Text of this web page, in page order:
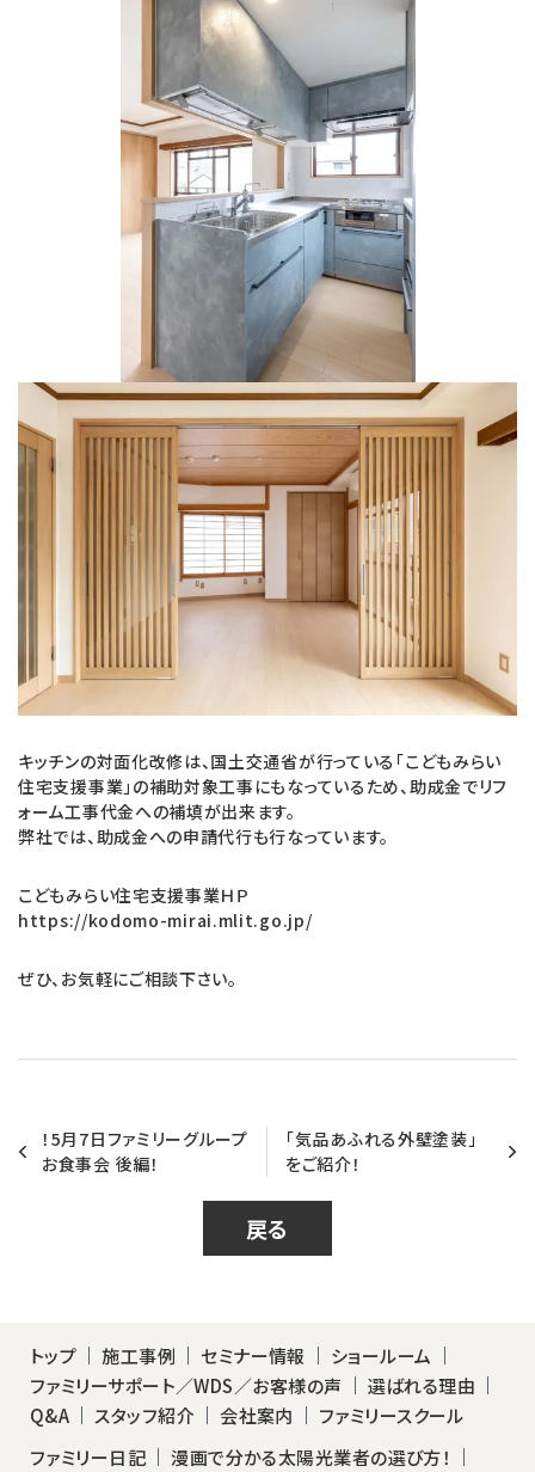
キッチンの対面化改修は、国土交通省が行っている「こどもみらい
住宅支援事業」の補助対象工事にもなっているため、助成金でリフ
ォーム工事代金への補填が出来ます。
弊社では、助成金への申請代行も行なっています。
こどもみらい住宅支援事業ＨＰ
https://kodomo-mirai.mlit.go.jp/
ぜひ、お気軽にご相談下さい。
！5月7日ファミリーグループ
お食事会 後編！
「気品あふれる外壁塗装」
をご紹介！
戻る
トップ 施工事例 セミナー情報
ショールーム
ファミリーサポート／WDS／お客様の声
選ばれる理由
Q&A
スタッフ紹介 会社案内
ファミリースクール
ファミリー日記
漫画で分かる太陽光業者の選び方！